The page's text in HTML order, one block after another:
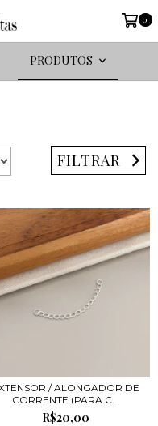
0
PRODUTOS
FILTRAR
/ ALONGADOR DE
CORRENTE (PARA C...
R$20,00